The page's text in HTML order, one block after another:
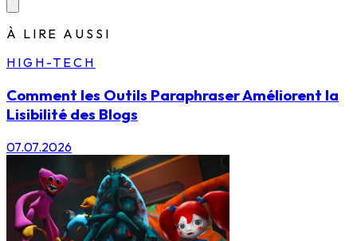
À LIRE AUSSI
HIGH-TECH
Comment les Outils Paraphraser Améliorent la
Lisibilité des Blogs
07.07.2026